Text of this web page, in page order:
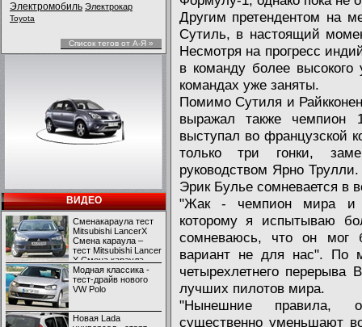
Электромобиль Электрокар
Toyota
Список тегов от А-Я »
ВИДЕО
Сменакараула тест
Mitsubishi LancerX
Смена караула –
тест Mitsubishi Lancer
X Смена караула –
тест Mitsubishi Lancer
X
Модная классика -
тест-драйв нового
VW Polo
Новая Lada
Другим претендентом на
Сутиль, в настоящий
Несмотря на прогресс
в команду более
командах уже заняты.
Помимо Сутиля и
выражал также чемпион
выступал во французской
только три гонки,
руководством Ярно
Эрик Булье сомневается в
"Жак - чемпион мира и
которому я испытываю
сомневаюсь, что он мог
вариант не для нас". По
четырехлетнего
лучших пилотов мира.
"Нынешние правила,
существенно уменьшают